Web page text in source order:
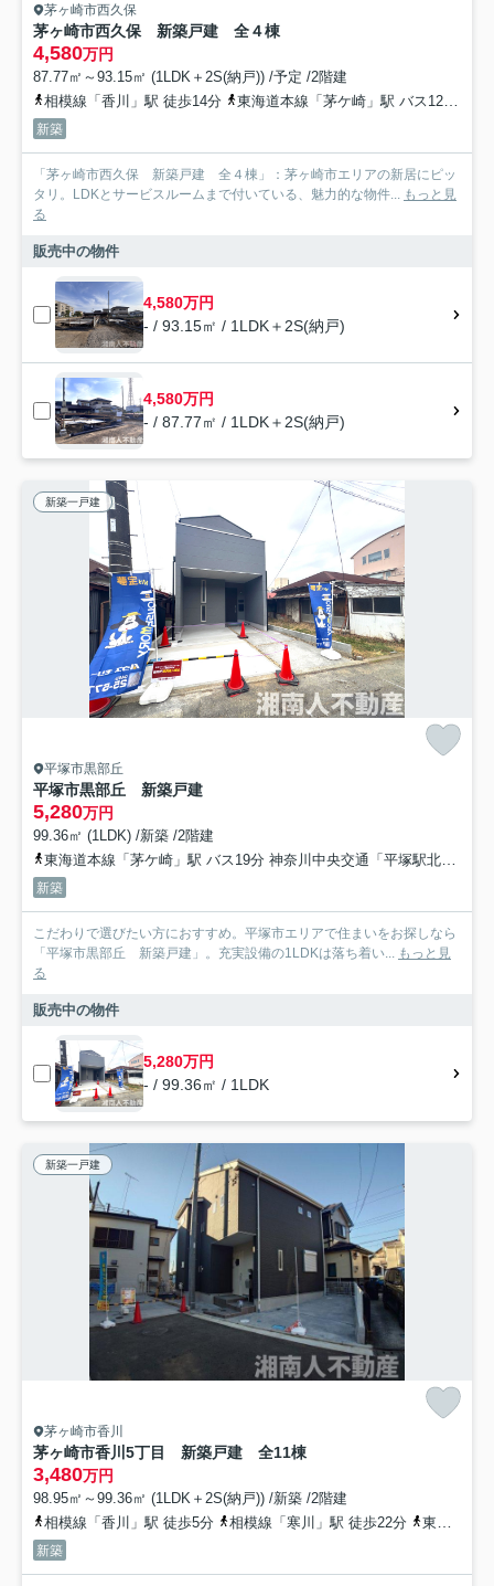
茅ヶ崎市西久保
茅ヶ崎市西久保 新築戸建 全４棟
4,580万円
87.77㎡～93.15㎡ (1LDK＋2S(納戸)) /予定 /2階建
相模線「香川」駅 徒歩14分
東海道本線「茅ケ崎」駅 バス12分 神奈川中央交通「西久保（茅ヶ崎市）」 停歩5分
新築
「茅ヶ崎市西久保 新築戸建 全４棟」：茅ヶ崎市エリアの新居にピッ
タリ。LDKとサービスルームまで付いている、魅力的な物件... もっと見
る
販売中の物件
4,580万円
- / 93.15㎡ / 1LDK＋2S(納戸)
4,580万円
- / 87.77㎡ / 1LDK＋2S(納戸)
新築一戸建
平塚市黒部丘
平塚市黒部丘 新築戸建
5,280万円
99.36㎡ (1LDK) /新築 /2階建
東海道本線「茅ケ崎」駅 バス19分 神奈川中央交通「平塚駅北口」 停歩19分
新築
こだわりで選びたい方におすすめ。平塚市エリアで住まいをお探しなら
「平塚市黒部丘 新築戸建」。充実設備の1LDKは落ち着い... もっと見
る
販売中の物件
5,280万円
- / 99.36㎡ / 1LDK
新築一戸建
茅ヶ崎市香川
茅ヶ崎市香川5丁目 新築戸建 全11棟
3,480万円
98.95㎡～99.36㎡ (1LDK＋2S(納戸)) /新築 /2階建
相模線「香川」駅 徒歩5分
相模線「寒川」駅 徒歩22分 東海道本線「茅ケ崎」駅 バス26分 神奈川中央交通「せせらぎ公園入口（神奈川県）」 停歩11分
新築